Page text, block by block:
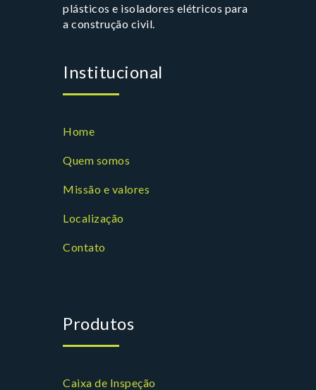
plásticos e isoladores elétricos para
a construção civil.
Institucional
Home
Quem somos
Missão e valores
Localização
Contato
Produtos
Caixa de Inspeção